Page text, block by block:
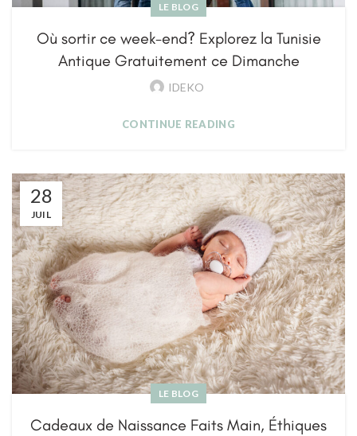
LE BLOG
Où sortir ce week-end? Explorez la Tunisie
Antique Gratuitement ce Dimanche
IDEKO
CONTINUE READING
28
JUIL
LE BLOG
Cadeaux de Naissance Faits Main, Éthiques